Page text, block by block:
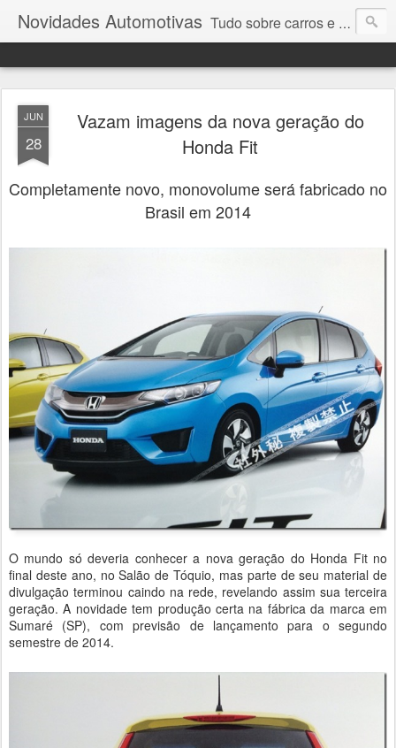
Novidades Automotivas Tudo sobre carros e motores
JUN
28
Vazam imagens da nova geração do
Honda Fit
Completamente novo, monovolume será fabricado no
Brasil em 2014
O mundo só deveria conhecer a nova geração do Honda Fit no
final deste ano, no Salão de Tóquio, mas parte de seu material de
divulgação terminou caindo na rede, revelando assim sua terceira
geração. A novidade tem produção certa na fábrica da marca em
Sumaré (SP), com previsão de lançamento para o segundo
semestre de 2014.